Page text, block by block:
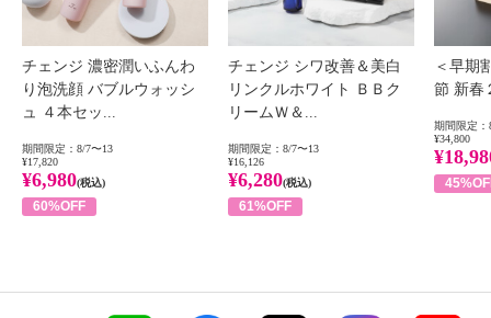
チェンジ 濃密潤いふんわ
り泡洗顔 バブルウォッシ
ュ ４本セッ...
期間限定：8/7〜13
¥17,820
¥6,980(税込)
60%OFF
チェンジ シワ改善＆美白
リンクルホワイト ＢＢク
リームＷ＆...
期間限定：8/7〜13
¥16,126
¥6,280(税込)
61%OFF
＜早期
節 新春
期間限定：
¥34,800